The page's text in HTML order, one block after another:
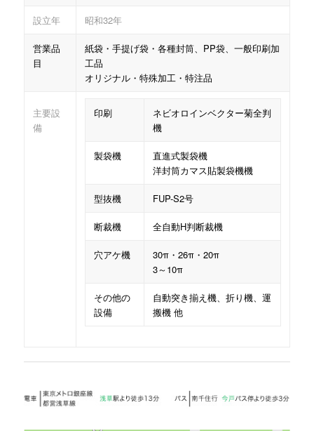
設立年 昭和32年
営業品
目
紙袋・手提げ袋・各種封筒、PP袋、一般印刷加
工品
オリジナル・特殊加工・特注品
主要設
備
印刷
ネビオロインベクター菊全判
機
製袋機
直進式製袋機
洋封筒カマス貼製袋機機
型抜機 FUP-S2号
断裁機 全自動H判断裁機
穴アケ機
30π・26π・20π
3～10π
その他の
設備
自動突き揃え機、折り機、運
搬機 他